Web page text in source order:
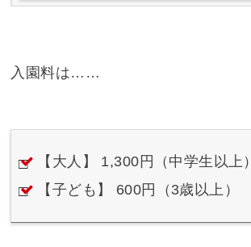
入園料は……
【大人】 1,300円（中学生以上）
【子ども】 600円（3歳以上）